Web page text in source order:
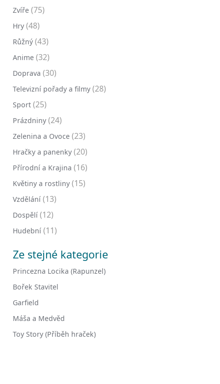
Zvíře (75)
Hry (48)
Růžný (43)
Anime (32)
Doprava (30)
Televizní pořady a filmy (28)
Sport (25)
Prázdniny (24)
Zelenina a Ovoce (23)
Hračky a panenky (20)
Přírodní a Krajina (16)
Květiny a rostliny (15)
Vzdělání (13)
Dospělí (12)
Hudební (11)
Ze stejné kategorie
Princezna Locika (Rapunzel)
Bořek Stavitel
Garfield
Máša a Medvěd
Toy Story (Příběh hraček)